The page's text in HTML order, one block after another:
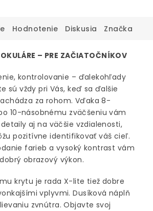
Hodnotenie Diskusia Značka
– PRE ZAČIATOČNÍKOV
kontrolovanie – ďalekohľady
sú vždy pri Vás, keď sa ďalšie
za rohom. Vďaka 8-
10-násobnému zväčšeniu vám
aj na väčšie vzdialenosti,
pozitívne identifikovať váš cieľ.
farieb a vysoký kontrast vám
obrazový výkon.
krytu je rada X-lite tiež dobre
vplyvmi. Dusíková náplň
zvnútra. Objavte svoj